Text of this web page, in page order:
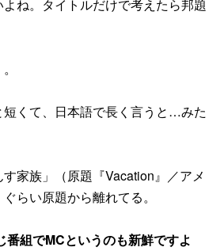
ね。タイトルだけで考えたら邦題
短くて、日本語で長く言うと…みた
家族」（原題『Vacation』／アメ
らい原題から離れてる。
組でMCというのも新鮮ですよ